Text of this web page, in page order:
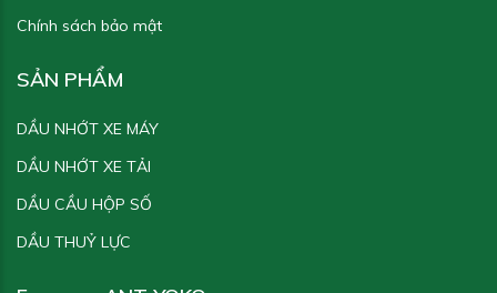
Chính sách bảo mật
SẢN PHẨM
DẦU NHỚT XE MÁY
DẦU NHỚT XE TẢI
DẦU CẦU HỘP SỐ
DẦU THUỶ LỰC